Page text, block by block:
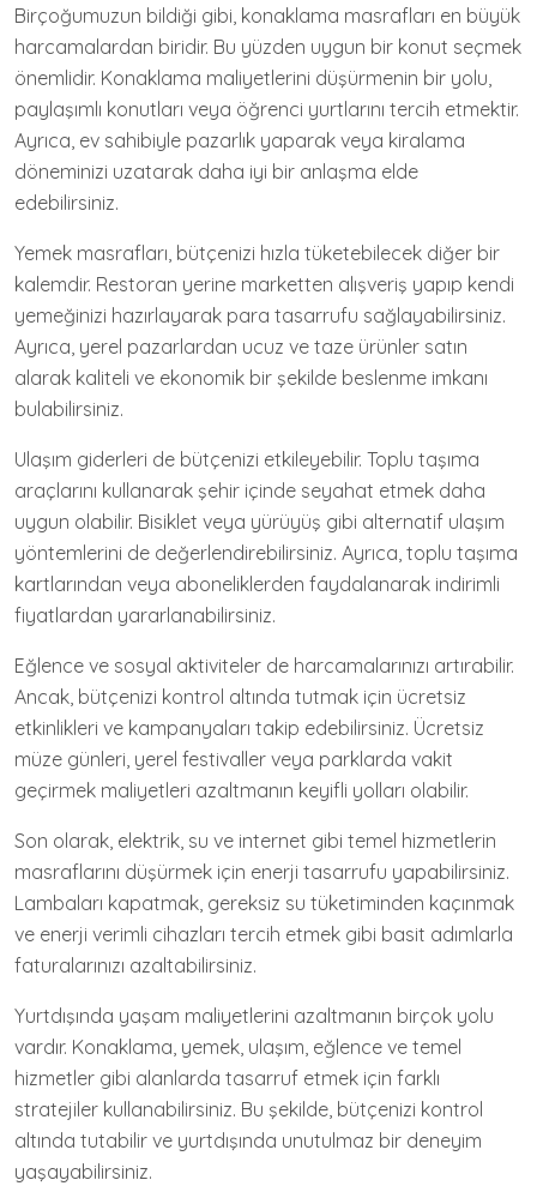
Birçoğumuzun bildiği gibi, konaklama masrafları en büyük
harcamalardan biridir. Bu yüzden uygun bir konut seçmek
önemlidir. Konaklama maliyetlerini düşürmenin bir yolu,
paylaşımlı konutları veya öğrenci yurtlarını tercih etmektir.
Ayrıca, ev sahibiyle pazarlık yaparak veya kiralama
döneminizi uzatarak daha iyi bir anlaşma elde
edebilirsiniz.
Yemek masrafları, bütçenizi hızla tüketebilecek diğer bir
kalemdir. Restoran yerine marketten alışveriş yapıp kendi
yemeğinizi hazırlayarak para tasarrufu sağlayabilirsiniz.
Ayrıca, yerel pazarlardan ucuz ve taze ürünler satın
alarak kaliteli ve ekonomik bir şekilde beslenme imkanı
bulabilirsiniz.
Ulaşım giderleri de bütçenizi etkileyebilir. Toplu taşıma
araçlarını kullanarak şehir içinde seyahat etmek daha
uygun olabilir. Bisiklet veya yürüyüş gibi alternatif ulaşım
yöntemlerini de değerlendirebilirsiniz. Ayrıca, toplu taşıma
kartlarından veya aboneliklerden faydalanarak indirimli
fiyatlardan yararlanabilirsiniz.
Eğlence ve sosyal aktiviteler de harcamalarınızı artırabilir.
Ancak, bütçenizi kontrol altında tutmak için ücretsiz
etkinlikleri ve kampanyaları takip edebilirsiniz. Ücretsiz
müze günleri, yerel festivaller veya parklarda vakit
geçirmek maliyetleri azaltmanın keyifli yolları olabilir.
Son olarak, elektrik, su ve internet gibi temel hizmetlerin
masraflarını düşürmek için enerji tasarrufu yapabilirsiniz.
Lambaları kapatmak, gereksiz su tüketiminden kaçınmak
ve enerji verimli cihazları tercih etmek gibi basit adımlarla
faturalarınızı azaltabilirsiniz.
Yurtdışında yaşam maliyetlerini azaltmanın birçok yolu
vardır. Konaklama, yemek, ulaşım, eğlence ve temel
hizmetler gibi alanlarda tasarruf etmek için farklı
stratejiler kullanabilirsiniz. Bu şekilde, bütçenizi kontrol
altında tutabilir ve yurtdışında unutulmaz bir deneyim
yaşayabilirsiniz.